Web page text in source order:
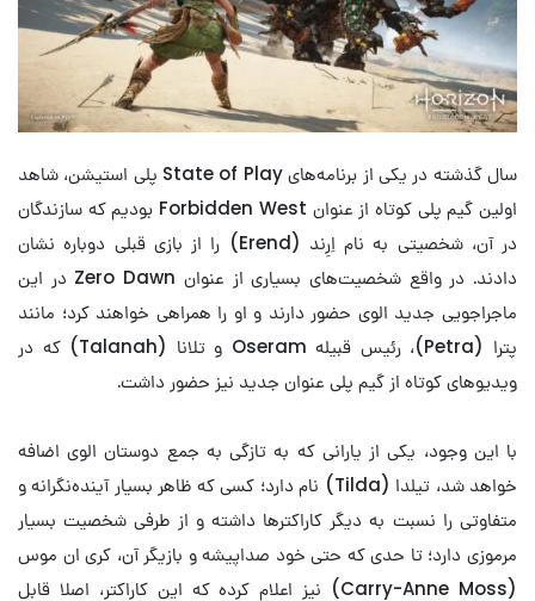
سال گذشته در یکی از برنامه‌های State of Play پلی استیشن، شاهد
اولین گیم پلی کوتاه از عنوان Forbidden West بودیم که سازندگان
در آن، شخصیتی به نام اِرِند (Erend) را از بازی قبلی دوباره نشان
دادند. در واقع شخصیت‌های بسیاری از عنوان Zero Dawn در این
ماجراجویی جدید الوی حضور دارند و او را همراهی خواهند کرد؛ مانند
پترا (Petra)، رئیس قبیله Oseram و تلانا (Talanah) که در
ویدیوهای کوتاه از گیم پلی عنوان جدید نیز حضور داشت.
با این وجود، یکی از یارانی که به تازگی به جمع دوستان الوی اضافه
خواهد شد، تیلدا (Tilda) نام دارد؛ کسی که ظاهر بسیار آینده‌نگرانه و
متفاوتی را نسبت به دیگر کاراکترها داشته و از طرفی شخصیت بسیار
مرموزی دارد؛ تا حدی که حتی خود صداپیشه و بازیگر آن، کری ان موس
(Carry-Anne Moss) نیز اعلام کرده که این کاراکتر، اصلا قابل